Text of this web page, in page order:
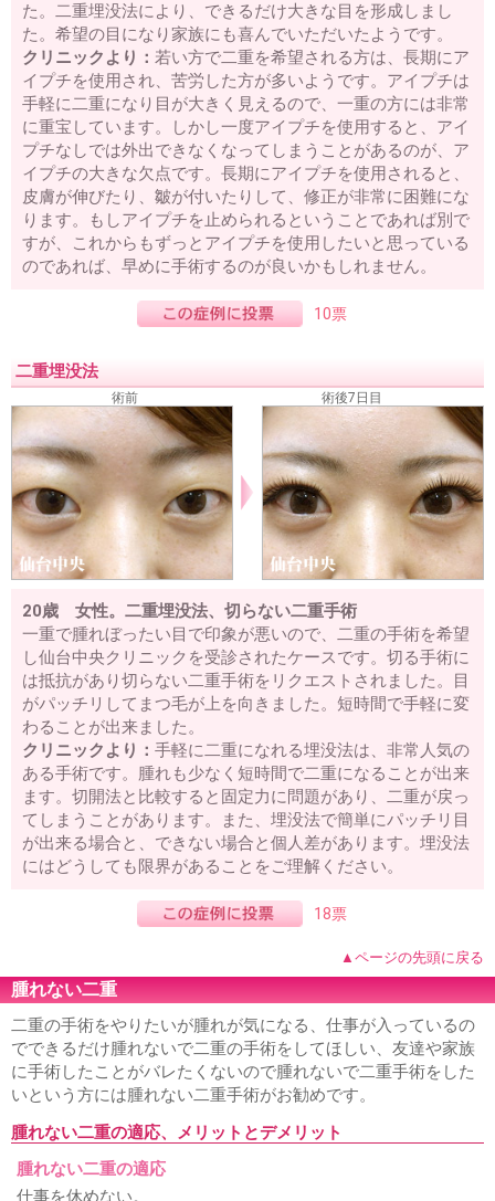
た。二重埋没法により、できるだけ大きな目を形成しまし
た。希望の目になり家族にも喜んでいただいたようです。
クリニックより： 若い方で二重を希望される方は、長期にア
イプチを使用され、苦労した方が多いようです。アイプチは
手軽に二重になり目が大きく見えるので、一重の方には非常
に重宝しています。しかし一度アイプチを使用すると、アイ
プチなしでは外出できなくなってしまうことがあるのが、ア
イプチの大きな欠点です。長期にアイプチを使用されると、
皮膚が伸びたり、皺が付いたりして、修正が非常に困難にな
ります。もしアイプチを止められるということであれば別で
すが、これからもずっとアイプチを使用したいと思っている
のであれば、早めに手術するのが良いかもしれません。
10票
二重埋没法
術前 術後7日目
20歳 女性。二重埋没法、切らない二重手術
一重で腫れぼったい目で印象が悪いので、二重の手術を希望
し仙台中央クリニックを受診されたケースです。切る手術に
は抵抗があり切らない二重手術をリクエストされました。目
がパッチリしてまつ毛が上を向きました。短時間で手軽に変
わることが出来ました。
クリニックより： 手軽に二重になれる埋没法は、非常人気の
ある手術です。腫れも少なく短時間で二重になることが出来
ます。切開法と比較すると固定力に問題があり、二重が戻っ
てしまうことがあります。また、埋没法で簡単にパッチリ目
が出来る場合と、できない場合と個人差があります。埋没法
にはどうしても限界があることをご理解ください。
18票
▲ページの先頭に戻る
腫れない二重
二重の手術をやりたいが腫れが気になる、仕事が入っているの
でできるだけ腫れないで二重の手術をしてほしい、友達や家族
に手術したことがバレたくないので腫れないで二重手術をした
いという方には腫れない二重手術がお勧めです。
腫れない二重の適応、メリットとデメリット
腫れない二重の適応
仕事を休めない。